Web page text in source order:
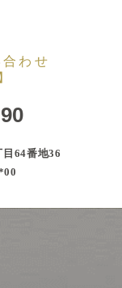
わせ
64番地36